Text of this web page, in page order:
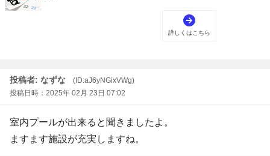
投稿者: なずな
(ID:aJ6yNGixVWg)
投稿日時：2025年 02月 23日 07:02
室内プールが出来ると聞きましたよ。
ますます施設が充実しますね。